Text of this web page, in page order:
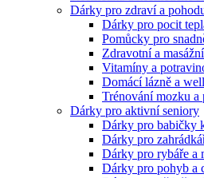
Dárky pro zdraví a
Dárky pro pocit
Pomůcky pro
Zdravotní a
Vitamíny a
Domácí lázně a
Trénování mozku a
Dárky pro aktivní seniory
Dárky pro babičky
Dárky pro
Dárky pro rybáře a
Dárky pro pohyb a